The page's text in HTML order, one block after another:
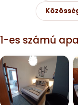
1-es számú